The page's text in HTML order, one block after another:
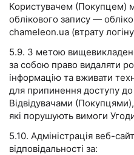
Користувачем (Покупцем)
облікового запису —
chameleon.ua (втрату
5.9. З метою
за собою право видаляти
інформацію та вживати
для припинення доступу
Відвідувачами
які порушують вимоги
5.10. Адміністрація веб-
відповідальності за: